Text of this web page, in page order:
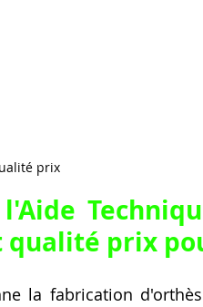
prix
qualité prix
la fabrication